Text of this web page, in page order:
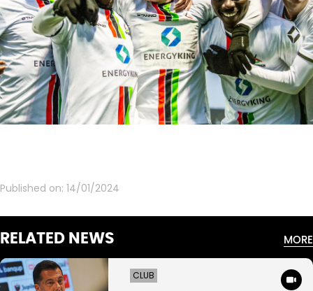
Published on: 14/01/2024
RELATED NEWS MORE
CLUB